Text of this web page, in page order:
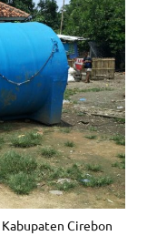
Cirebon